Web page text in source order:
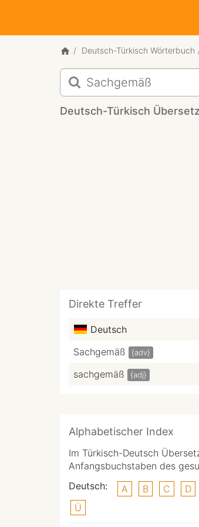
Deutsch-Türkisch Wörterbuch
Deutsch-
Türkisch
Übersetzung
für
Deutsch-Türkisch
Direkte Treffer
Deutsch
Sachgemäß
{adv}
sachgemäß {adj}
Alphabetischer Index
Im Türkisch-Deutsch
Anfangsbuchstaben des
Deutsch:
A B C D
Ü